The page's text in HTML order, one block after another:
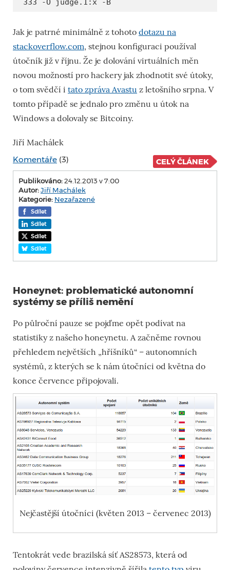
333 -O judge.1:x -B
Jak je patrné minimálně z tohoto dotazu na
stackoverflow.com, stejnou konfiguraci používal
útočník již v říjnu. Že je dolování virtuálních měn
novou možností pro hackery jak zhodnotit své útoky,
o tom svědčí i tato zpráva Avastu z letošního srpna. V
tomto případě se jednalo pro změnu u útok na
Windows a dolovaly se Bitcoiny.
Jiří Machálek
Komentáře (3) CELÝ ČLÁNEK
Publikováno:24.12.2013 v 7:00
Autor:Jiří Machálek
Kategorie: Nezařazené
Sdílet
Sdílet
Sdílet
Sdílet
Honeynet: problematické autonomní
systémy se příliš nemění
Po půlroční pauze se pojďme opět podívat na
statistiky z našeho honeynetu. A začněme rovnou
přehledem největších „hříšníků“ – autonomních
systémů, z kterých se k nám útočníci od května do
konce července připojovali.
Nejčastější útočníci (květen 2013 – červenec 2013)
Tentokrát vede brazilská síť AS28573, která od